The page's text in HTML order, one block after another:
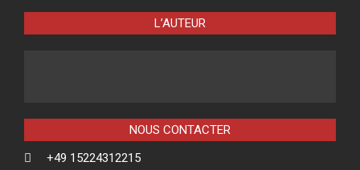
L’AUTEUR
NOUS CONTACTER
+49 15224312215